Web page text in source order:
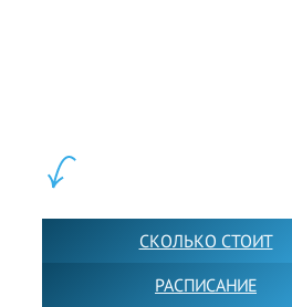
СКОЛЬКО СТОИТ
РАСПИСАНИЕ